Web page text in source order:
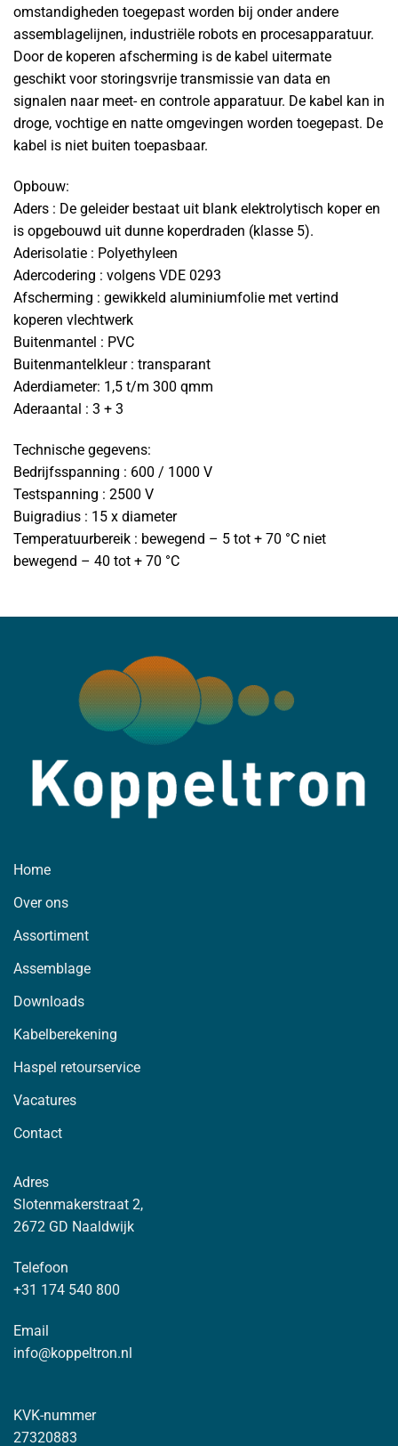
omstandigheden toegepast worden bij onder andere
assemblagelijnen, industriële robots en procesapparatuur.
Door de koperen afscherming is de kabel uitermate
geschikt voor storingsvrije transmissie van data en
signalen naar meet- en controle apparatuur. De kabel kan in
droge, vochtige en natte omgevingen worden toegepast. De
kabel is niet buiten toepasbaar.
Opbouw:
Aders : De geleider bestaat uit blank elektrolytisch koper en
is opgebouwd uit dunne koperdraden (klasse 5).
Aderisolatie : Polyethyleen
Adercodering : volgens VDE 0293
Afscherming : gewikkeld aluminiumfolie met vertind
koperen vlechtwerk
Buitenmantel : PVC
Buitenmantelkleur : transparant
Aderdiameter: 1,5 t/m 300 qmm
Aderaantal : 3 + 3
Technische gegevens:
Bedrijfsspanning : 600 / 1000 V
Testspanning : 2500 V
Buigradius : 15 x diameter
Temperatuurbereik : bewegend – 5 tot + 70 °C niet
bewegend – 40 tot + 70 °C
Home
Over ons
Assortiment
Assemblage
Downloads
Kabelberekening
Haspel retourservice
Vacatures
Contact
Adres
Slotenmakerstraat 2,
2672 GD Naaldwijk
Telefoon
+31 174 540 800
Email
info@koppeltron.nl
KVK-nummer
27320883